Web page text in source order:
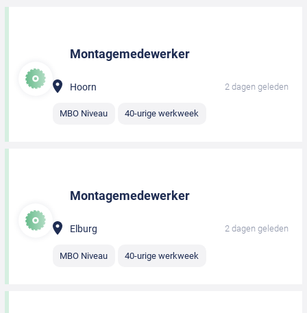
Montagemedewerker
Hoorn 2 dagen geleden
MBO Niveau 40-urige werkweek
Montagemedewerker
Elburg 2 dagen geleden
MBO Niveau 40-urige werkweek